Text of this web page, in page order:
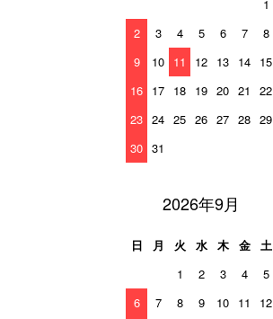
1
2
3 4 5 6 7
8
9
10 11 12 13 14 15
16 17 18 19 20 21
22
23 24 25 26 27 28 29
30 31
2026年9月
日 月 火 水 木 金
土
1
2 3 4
5
6
7 8 9 10 11
12